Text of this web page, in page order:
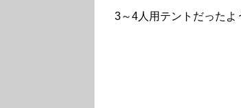
3～4人用テントだったよ